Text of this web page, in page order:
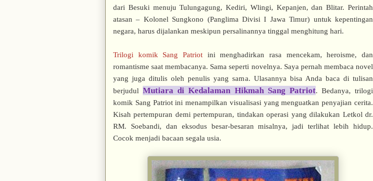
dari Besuki menuju Tulungagung, Kediri, Wlingi, Kepanjen, dan Blitar. Perintah
atasan – Kolonel Sungkono (Panglima Divisi I Jawa Timur) untuk kepentingan
negara, harus dijalankan meskipun persalinannya tinggal menghitung hari.
Trilogi komik Sang Patriot ini menghadirkan rasa mencekam, heroisme, dan
romantisme saat membacanya. Sama seperti novelnya. Saya pernah membaca novel
yang juga ditulis oleh penulis yang sama. Ulasannya bisa Anda baca di tulisan
berjudulMutiara di Kedalaman Hikmah Sang Patriot. Bedanya, trilogi
komik Sang Patriot ini menampilkan visualisasi yang menguatkan penyajian cerita.
Kisah pertempuran demi pertempuran, tindakan operasi yang dilakukan Letkol dr.
RM. Soebandi, dan eksodus besar-besaran misalnya, jadi terlihat lebih hidup.
Cocok menjadi bacaan segala usia.